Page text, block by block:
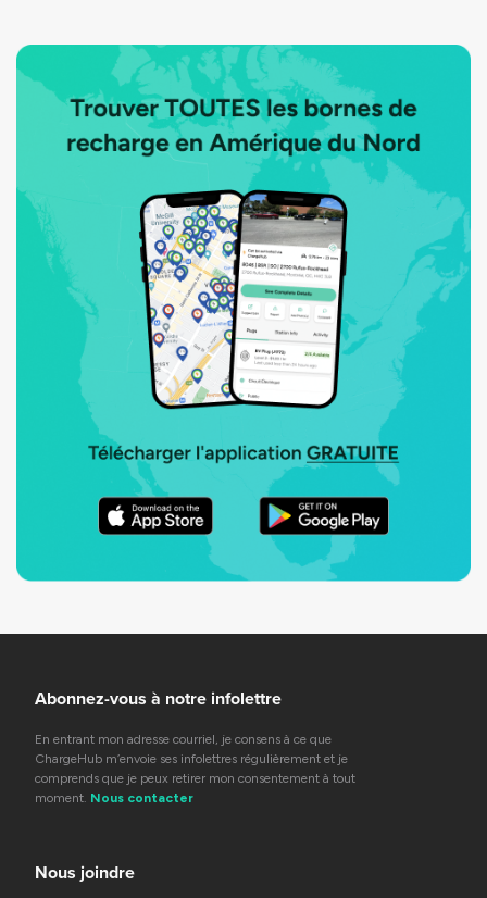
Abonnez-vous à notre infolettre
En entrant mon adresse courriel, je consens à ce que
ChargeHub m’envoie ses infolettres régulièrement et je
comprends que je peux retirer mon consentement à tout
moment. Nous contacter
Nous joindre